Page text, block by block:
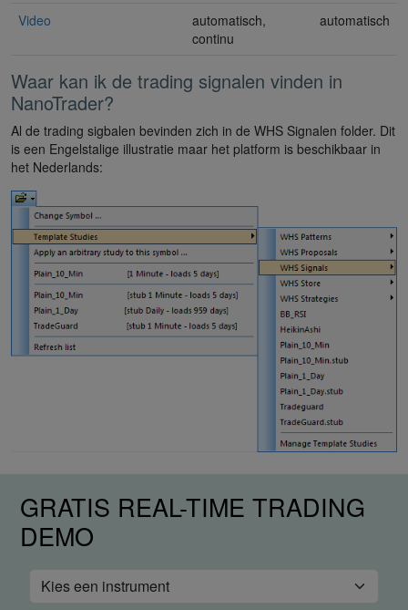
Video
automatisch,
continu
automatisch
Waar kan ik de trading signalen vinden in
NanoTrader?
Al de trading sigbalen bevinden zich in de WHS Signalen folder. Dit
is een Engelstalige illustratie maar het platform is beschikbaar in
het Nederlands:
GRATIS REAL-TIME TRADING
DEMO